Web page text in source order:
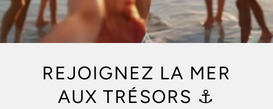
REJOIGNEZ LA MER
AUX TRÉSORS ⚓